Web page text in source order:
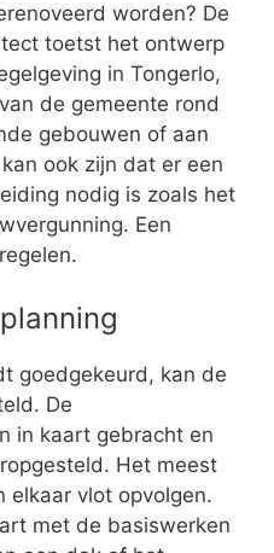
worden? De
toetst het ontwerp
in Tongerlo,
de gemeente rond
gebouwen of aan
ook zijn dat er een
nodig is zoals het
Een
goedgekeurd, kan de
De
in kaart gebracht en
Het meest
elkaar vlot opvolgen.
met de basiswerken